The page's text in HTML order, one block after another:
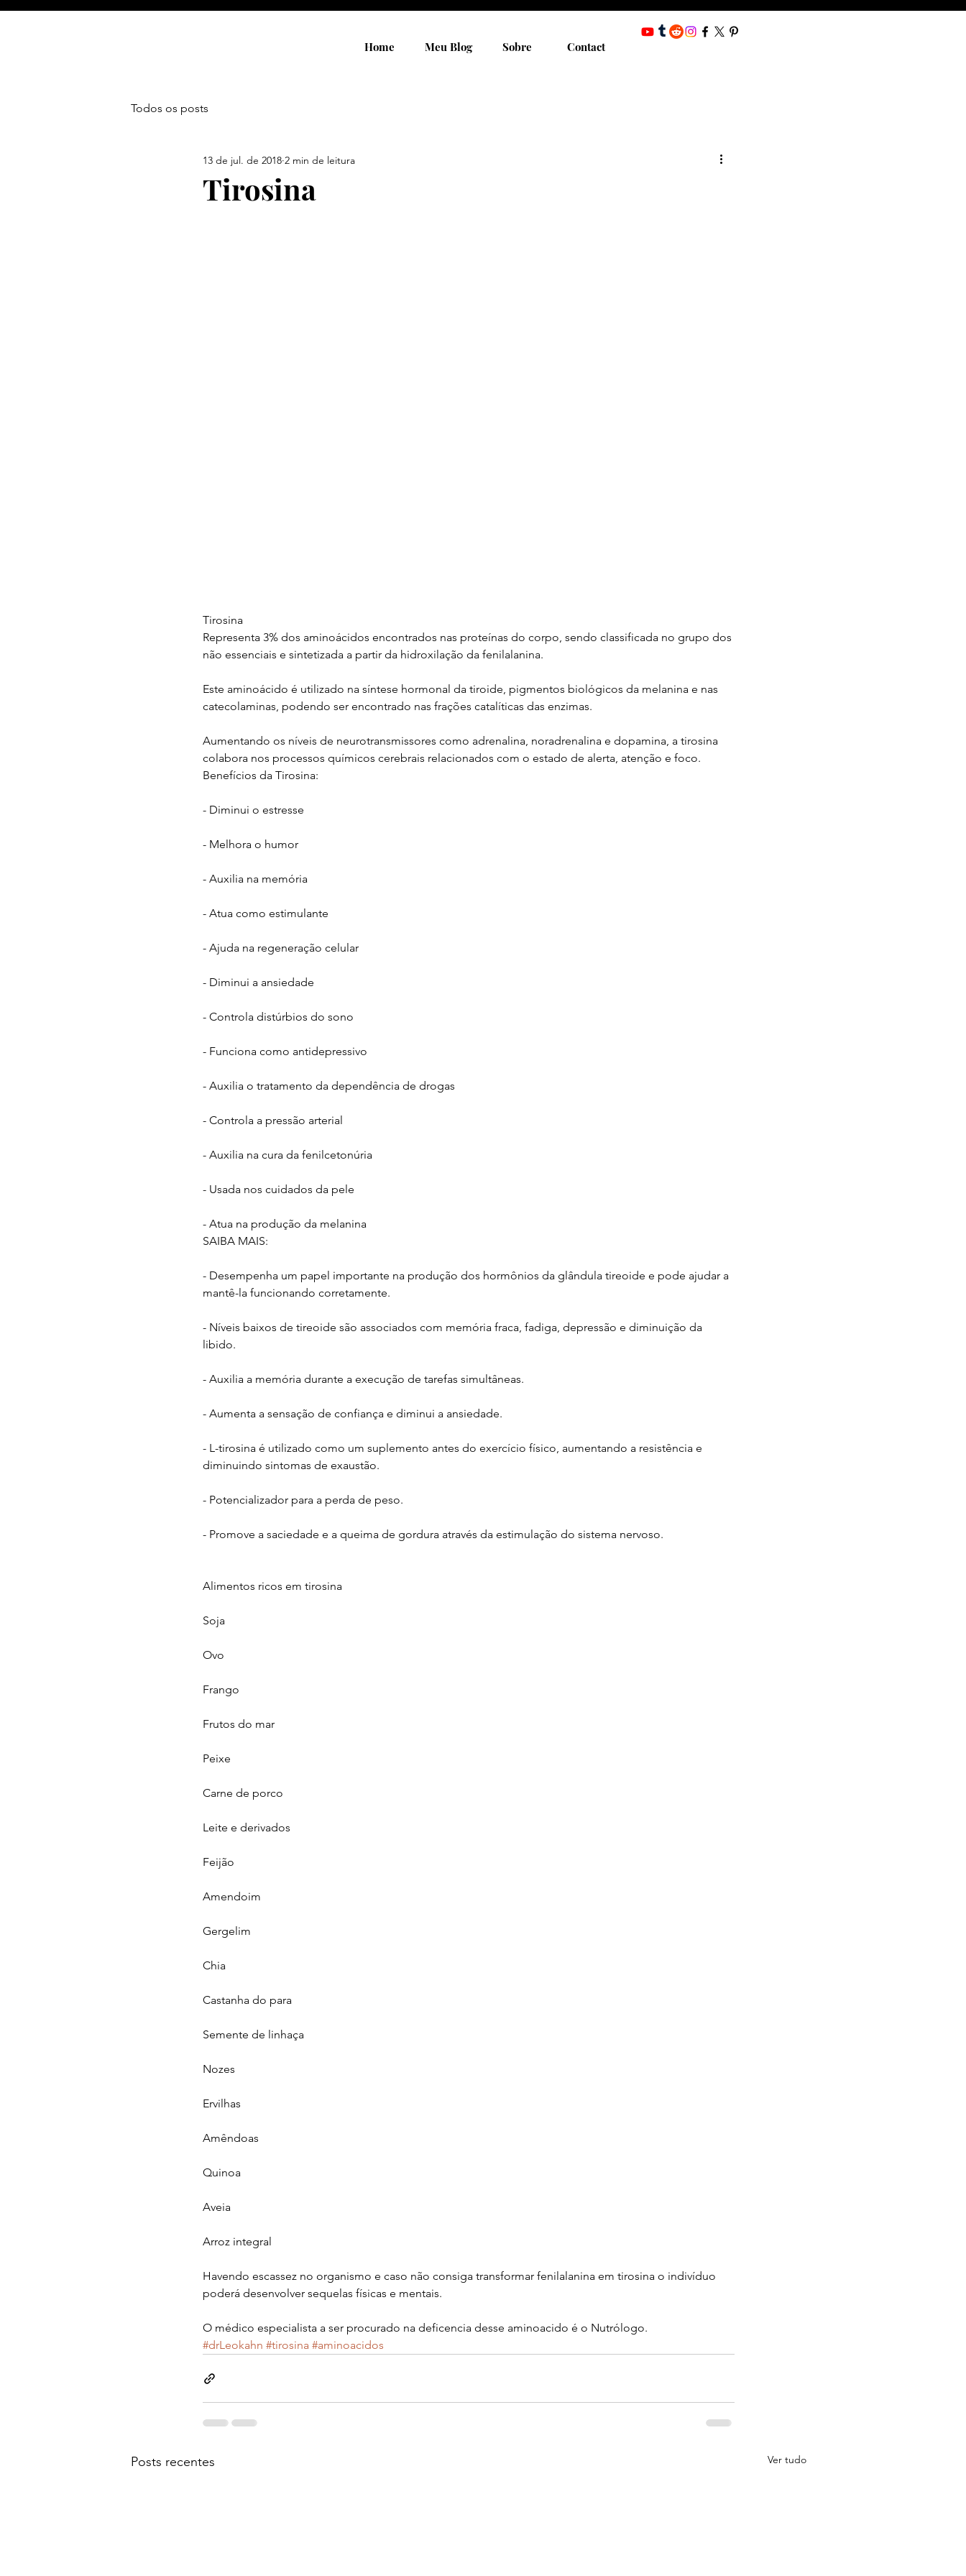
Home Meu Blog Sobre Contact
Todos os posts
Tirosina
13 de jul. de 2018 2 min de leitura
Tirosina
Representa 3% dos aminoácidos encontrados nas proteínas do corpo, sendo classificada no grupo dos
não essenciais e sintetizada a partir da hidroxilação da fenilalanina.
Este aminoácido é utilizado na síntese hormonal da tiroide, pigmentos biológicos da melanina e nas
catecolaminas, podendo ser encontrado nas frações catalíticas das enzimas.
Aumentando os níveis de neurotransmissores como adrenalina, noradrenalina e dopamina, a tirosina
colabora nos processos químicos cerebrais relacionados com o estado de alerta, atenção e foco.
Benefícios da Tirosina:
- Diminui o estresse
- Melhora o humor
- Auxilia na memória
- Atua como estimulante
- Ajuda na regeneração celular
- Diminui a ansiedade
- Controla distúrbios do sono
- Funciona como antidepressivo
- Auxilia o tratamento da dependência de drogas
- Controla a pressão arterial
- Auxilia na cura da fenilcetonúria
- Usada nos cuidados da pele
- Atua na produção da melanina
SAIBA MAIS:
- Desempenha um papel importante na produção dos hormônios da glândula tireoide e pode ajudar a
mantê-la funcionando corretamente.
- Níveis baixos de tireoide são associados com memória fraca, fadiga, depressão e diminuição da
libido.
- Auxilia a memória durante a execução de tarefas simultâneas.
- Aumenta a sensação de confiança e diminui a ansiedade.
- L-tirosina é utilizado como um suplemento antes do exercício físico, aumentando a resistência e
diminuindo sintomas de exaustão.
- Potencializador para a perda de peso.
- Promove a saciedade e a queima de gordura através da estimulação do sistema nervoso.
Alimentos ricos em tirosina
Soja
Ovo
Frango
Frutos do mar
Peixe
Carne de porco
Leite e derivados
Feijão
Amendoim
Gergelim
Chia
Castanha do para
Semente de linhaça
Nozes
Ervilhas
Amêndoas
Quinoa
Aveia
Arroz integral
Havendo escassez no organismo e caso não consiga transformar fenilalanina em tirosina o indivíduo
poderá desenvolver sequelas físicas e mentais.
O médico especialista a ser procurado na deficencia desse aminoacido é o Nutrólogo.
#drLeokahn #tirosina #aminoacidos
Posts recentes Ver tudo